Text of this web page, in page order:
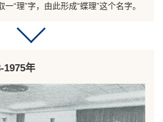
“理”字，由此形成“蝶理”这个名字。
1975年